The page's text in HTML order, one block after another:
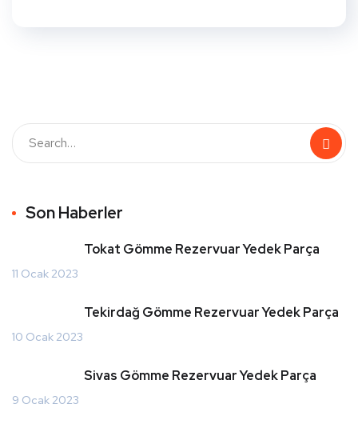
Son Haberler
Tokat Gömme Rezervuar Yedek Parça
11 Ocak 2023
Tekirdağ Gömme Rezervuar Yedek Parça
10 Ocak 2023
Sivas Gömme Rezervuar Yedek Parça
9 Ocak 2023